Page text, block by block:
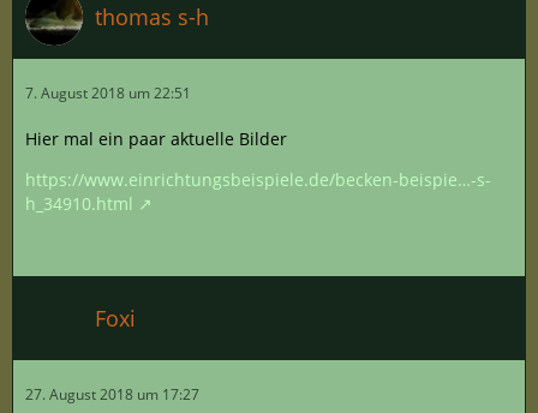
thomas s-h
7. August 2018 um 22:51
Hier mal ein paar aktuelle Bilder
https://www.einrichtungsbeispiele.de/becken-beispie…-s-
h_34910.html
Foxi
27. August 2018 um 17:27